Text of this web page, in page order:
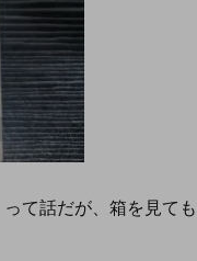
て話だが、箱を見ても